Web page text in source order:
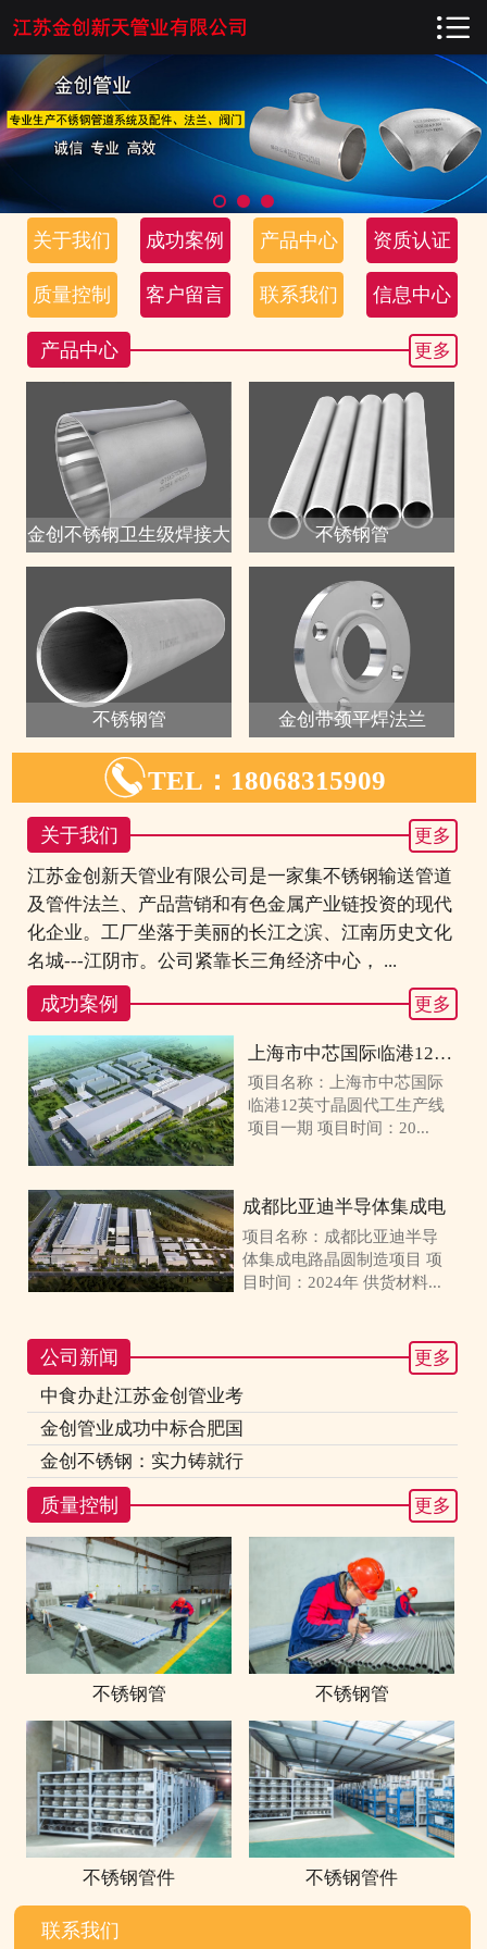
关于我们
成功案例
产品中心
资质认证
质量控制
联系我们
信息中心

关于我们 成功案例 产品中心 资质认证
质量控制 客户留言 联系我们 信息中心
产品中心 更多
金创不锈钢卫生级焊接大 不锈钢管
不锈钢管 金创带颈平焊法兰
TEL：18068315909
关于我们
更多
江苏金创新天管业有限公司是一家集不锈钢输送管道
及管件法兰、产品营销和有色金属产业链投资的现代
化企业。工厂坐落于美丽的长江之滨、江南历史文化
名城---江阴市。公司紧靠长三角经济中心， ...
成功案例 更多
上海市中芯国际临港12英寸
项目名称：上海市中芯国际
临港12英寸晶圆代工生产线
项目一期 项目时间：20...
成都比亚迪半导体集成电
项目名称：成都比亚迪半导
体集成电路晶圆制造项目 项
目时间：2024年 供货材料...
公司新闻
更多
中食办赴江苏金创管业考
金创管业成功中标合肥国
金创不锈钢：实力铸就行
质量控制 更多
不锈钢管 不锈钢管
不锈钢管件 不锈钢管件
联系我们